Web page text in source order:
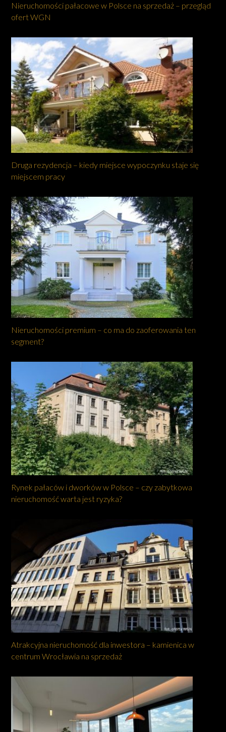
Nieruchomości pałacowe w Polsce na sprzedaż – przegląd
ofert WGN
Druga rezydencja – kiedy miejsce wypoczynku staje się
miejscem pracy
Nieruchomości premium – co ma do zaoferowania ten
segment?
Rynek pałaców i dworków w Polsce – czy zabytkowa
nieruchomość warta jest ryzyka?
Atrakcyjna nieruchomość dla inwestora – kamienica w
centrum Wrocławia na sprzedaż